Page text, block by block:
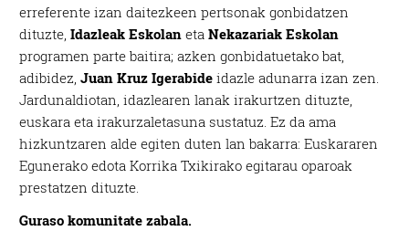
erreferente izan daitezkeen pertsonak gonbidatzen
dituzte,Idazleak EskolanetaNekazariak Eskolan
programen parte baitira; azken gonbidatuetako bat,
adibidez,Juan Kruz Igerabide idazle adunarra izan zen.
Jardunaldiotan, idazlearen lanak irakurtzen dituzte,
euskara eta irakurzaletasuna sustatuz. Ez da ama
hizkuntzaren alde egiten duten lan bakarra: Euskararen
Egunerako edota Korrika Txikirako egitarau oparoak
prestatzen dituzte.
Guraso komunitate zabala.